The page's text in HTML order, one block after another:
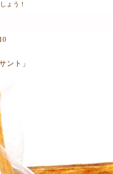
ょう！
10
ント」